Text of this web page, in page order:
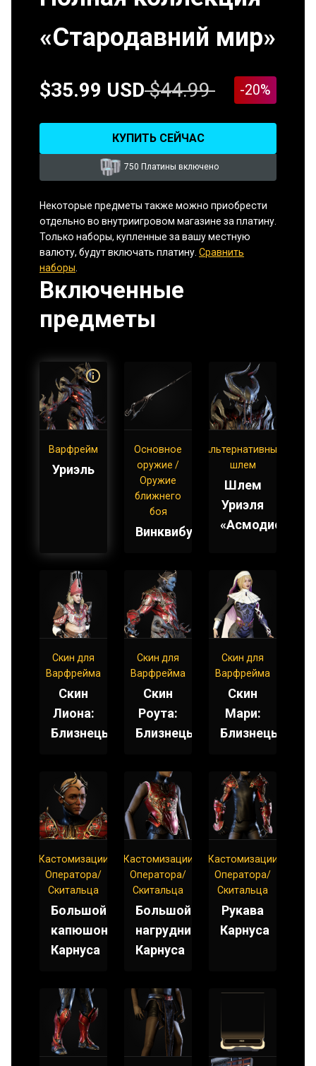
«Стародавний мир»
$35.99 USD $44.99 -20%
КУПИТЬ СЕЙЧАС
750 Платины включено
Некоторые предметы также можно приобрести
отдельно во внутриигровом магазине за платину.
Только наборы, купленные за вашу местную
валюту, будут включать платину. Сравнить
наборы
Включенные
предметы
Варфрейм
Уриэль
Основное
оружие /
Оружие
ближнего
боя
Винквибус
Альтернативный
шлем
Шлем
Уриэля
«Асмодион»
Скин для
Варфрейма
Скин
Лиона:
Близнецы
Скин для
Варфрейма
Скин
Роута:
Близнецы
Скин для
Варфрейма
Скин
Мари:
Близнецы
Кастомизации
Оператора/
Скитальца
Большой
капюшон
Карнуса
Кастомизации
Оператора/
Скитальца
Большой
нагрудник
Карнуса
Кастомизации
Оператора/
Скитальца
Рукава
Карнуса